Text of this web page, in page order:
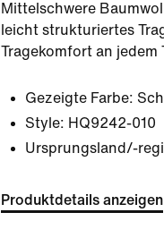
Mittelschwere
leicht strukturiertes
Tragekomfort an jedem
Gezeigte Farbe:
Style: HQ9242-010
Ursprungsland/-
Produktdetails anzeigen